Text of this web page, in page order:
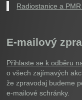
Radiostanice a
E-mailový
Přihlaste se k odběru
o všech zajímavých
že zpravodaj budeme
e-mailové schránky.